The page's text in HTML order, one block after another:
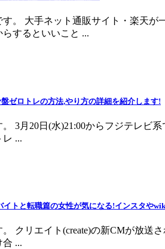
。 大手ネット通販サイト・楽天
するといいこと ...
ゼロトレの方法,やり方の詳細を紹介します!
3月20日(水)21:00からフジテレビ
...
イトと転職篇の女性が気になる!インスタや
クリエイト(create)の新CMが放
...